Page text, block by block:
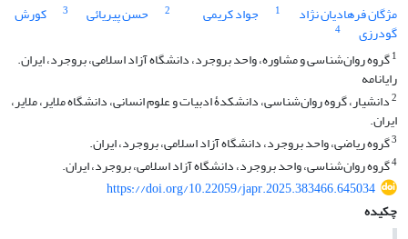
مژگان فرهادیان نژاد
1 جواد کریمی 2 حسن پیریائی 3 کورش
گودرزی
4
1گروه روان‌شناسی و مشاوره، واحد بروجرد، دانشگاه آزاد اسلامی، بروجرد، ایران.
رایانامه
2دانشیار، گروه روان‌شناسی، دانشکدۀ ادبیات و علوم انسانی، دانشگاه ملایر، ملایر،
ایران.
3گروه ریاضی، واحد بروجرد، دانشگاه آزاد اسلامی، بروجرد، ایران.
4گروه روان‌شناسی، واحد بروجرد، دانشگاه آزاد اسلامی، بروجرد، ایران.
https://doi.org/10.22059/japr.2025.383466.645034
چکیده